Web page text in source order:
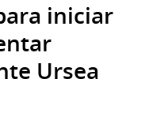
iniciar
Ursea